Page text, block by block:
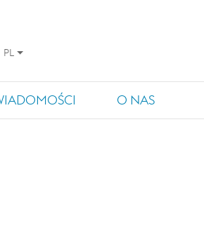
O NAS
PL